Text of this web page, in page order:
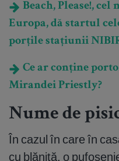
Beach, Please!,
Europa, dă startul
porțile stațiunii
Ce ar conține
Mirandei Priestly?
Nume de
În cazul în care în
cu blăniță, o